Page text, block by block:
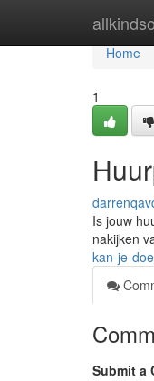
Home
Home
1
Is jouw
nakijken
kan-je-
Submit a